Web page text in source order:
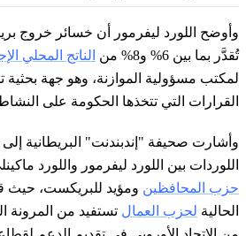
وأوضح اللورد ليفرمور أن خسائر خروج
تُقدَّر بما بين 6% و8% من
الناتج المحلي
لمكتب مسؤولية الموازنة، وهو جهة بحثية
القرارات التي تتخذها الحكومة على
وأشارت صحيفة "إندبندنت" البريطانية
اللوردات بين اللورد ليفرمور واللورد
حزب المحافظين ومؤيد للبريكست، حيث
الحالية لحزب العمال تستفيد من المرونة